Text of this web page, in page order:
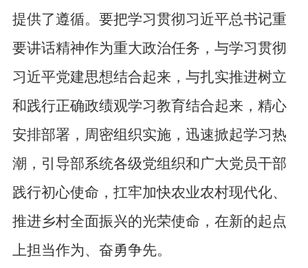
提供了遵循。要把学习贯彻习近平总书记重
要讲话精神作为重大政治任务，与学习贯彻
习近平党建思想结合起来，与扎实推进树立
和践行正确政绩观学习教育结合起来，精心
安排部署，周密组织实施，迅速掀起学习热
潮，引导部系统各级党组织和广大党员干部
践行初心使命，扛牢加快农业农村现代化、
推进乡村全面振兴的光荣使命，在新的起点
上担当作为、奋勇争先。